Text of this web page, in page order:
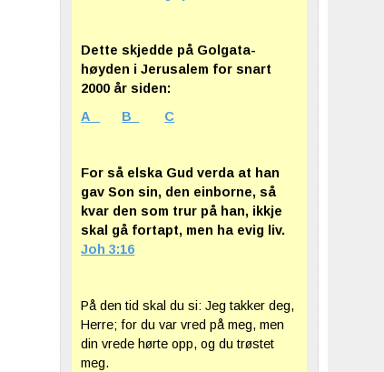
Dette skjedde på Golgata-
høyden i Jerusalem for snart
2000 år siden:
A
B C
For så elska Gud verda at han
gav Son sin, den einborne, så
kvar den som trur på han, ikkje
skal gå fortapt, men ha evig liv.
Joh 3:16
På den tid skal du si: Jeg takker deg,
Herre; for du var vred på meg, men
din vrede hørte opp, og du trøstet
meg.